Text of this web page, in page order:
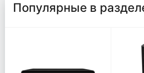
Популярные в